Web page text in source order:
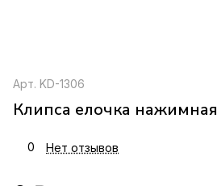
Арт. KD-1306
Клипса елочка нажимная
0 Нет отзывов